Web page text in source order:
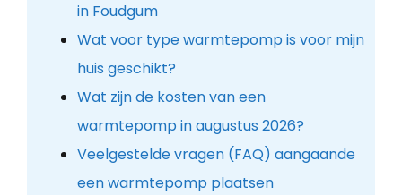
in Foudgum
Wat voor type warmtepomp is voor mijn
huis geschikt?
Wat zijn de kosten van een
warmtepomp in augustus 2026?
Veelgestelde vragen (FAQ) aangaande
een warmtepomp plaatsen